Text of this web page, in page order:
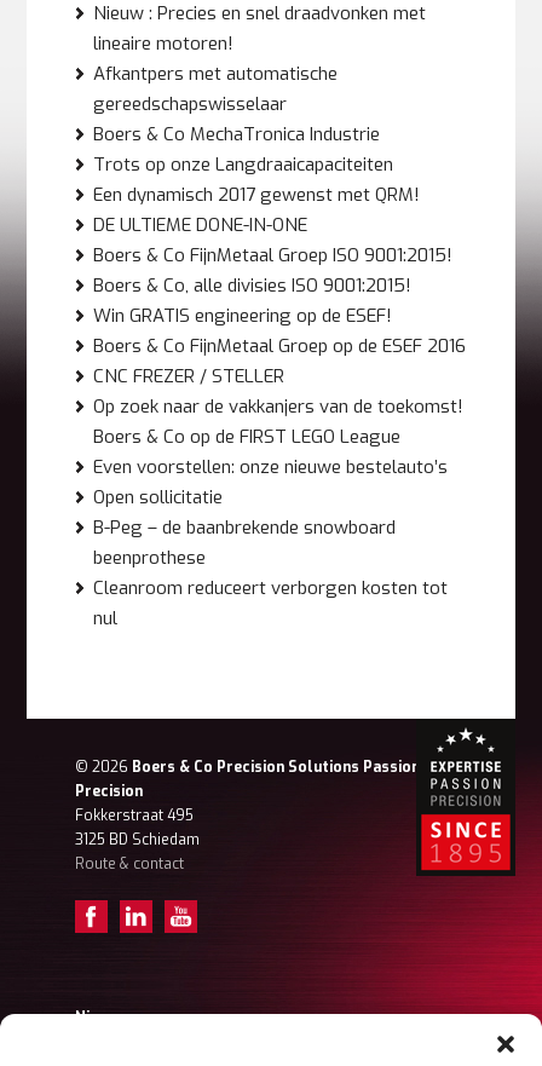
Nieuw : Precies en snel draadvonken met
lineaire motoren!
Afkantpers met automatische
gereedschapswisselaar
Boers & Co MechaTronica Industrie
Trots op onze Langdraaicapaciteiten
Een dynamisch 2017 gewenst met QRM!
DE ULTIEME DONE-IN-ONE
Boers & Co FijnMetaal Groep ISO 9001:2015!
Boers & Co, alle divisies ISO 9001:2015!
Win GRATIS engineering op de ESEF!
Boers & Co FijnMetaal Groep op de ESEF 2016
CNC FREZER / STELLER
Op zoek naar de vakkanjers van de toekomst!
Boers & Co op de FIRST LEGO League
Even voorstellen: onze nieuwe bestelauto’s
Open sollicitatie
B-Peg – de baanbrekende snowboard
beenprothese
Cleanroom reduceert verborgen kosten tot
nul
© 2026 Boers & Co Precision Solutions Passion for
Precision
Fokkerstraat 495
3125 BD Schiedam
Route & contact
Nieuws